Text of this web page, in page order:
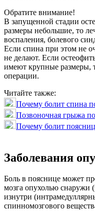
Обратите внимание!
В запущенной стадии
размеры небольшие, то
воспаления, болевого
Если спина при этом не
не делают. Если
имеют крупные размеры,
операции.
Читайте также:
Почему болит спина
Позвоночная грыжа
Почему болит
Заболевания
Боль в пояснице может
мозга опухолью снаружи
изнутри
спинномозгового